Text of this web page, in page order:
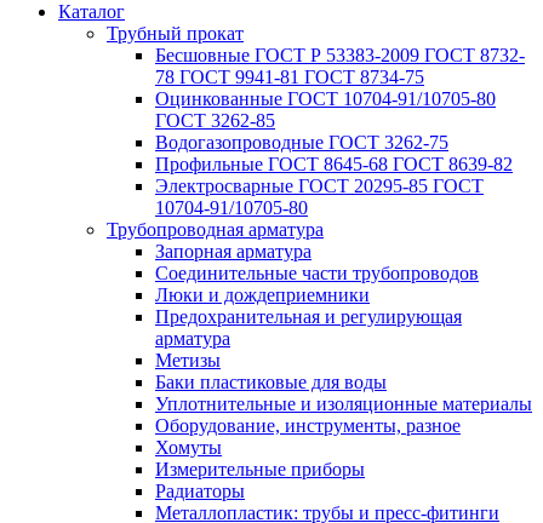
Каталог
Трубный прокат
Беcшовные ГОСТ Р 53383-2009 ГОСТ 8732-
78 ГОСТ 9941-81 ГОСТ 8734-75
Оцинкованные ГОСТ 10704-91/10705-80
ГОСТ 3262-85
Водогазопроводные ГОСТ 3262-75
Профильные ГОСТ 8645-68 ГОСТ 8639-82
Электросварные ГОСТ 20295-85 ГОСТ
10704-91/10705-80
Трубопроводная арматура
Запорная арматура
Соединительные части трубопроводов
Люки и дождеприемники
Предохранительная и регулирующая
арматура
Метизы
Баки пластиковые для воды
Уплотнительные и изоляционные материалы
Оборудование, инструменты, разное
Хомуты
Измерительные приборы
Радиаторы
Металлопластик: трубы и пресс-фитинги